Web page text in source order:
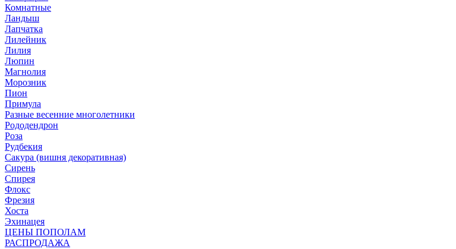
Комнатные
Ландыш
Лапчатка
Лилейник
Лилия
Люпин
Магнолия
Морозник
Пион
Примула
Разные весенние многолетники
Рододендрон
Роза
Рудбекия
Сакура (вишня декоративная)
Сирень
Спирея
Флокс
Фрезия
Хоста
Эхинацея
ЦЕНЫ ПОПОЛАМ
РАСПРОДАЖА